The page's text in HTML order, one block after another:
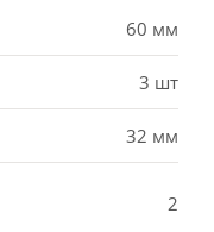
60 мм
3 шт
32 мм
2